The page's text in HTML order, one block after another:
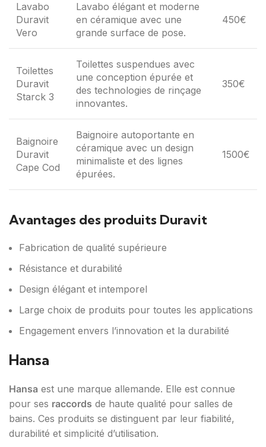
Lavabo
Duravit
Vero
Lavabo élégant et moderne
en céramique avec une
grande surface de pose.
450€
Toilettes
Duravit
Starck 3
Toilettes suspendues avec
une conception épurée et
des technologies de rinçage
innovantes.
350€
Baignoire
Duravit
Cape Cod
Baignoire autoportante en
céramique avec un design
minimaliste et des lignes
épurées.
1500€
Avantages des produits Duravit
Fabrication de qualité supérieure
Résistance et durabilité
Design élégant et intemporel
Large choix de produits pour toutes les applications
Engagement envers l’innovation et la durabilité
Hansa
Hansa est une marque allemande. Elle est connue
pour ses raccords de haute qualité pour salles de
bains. Ces produits se distinguent par leur fiabilité,
durabilité et simplicité d’utilisation.